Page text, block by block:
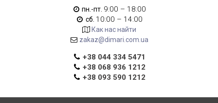
пн.-пт. 9:00 – 18:00
сб. 10:00 – 14:00
Как нас найти
zakaz@dimari.com.ua
+38 044 334 5471
+38 068 936 1212
+38 093 590 1212